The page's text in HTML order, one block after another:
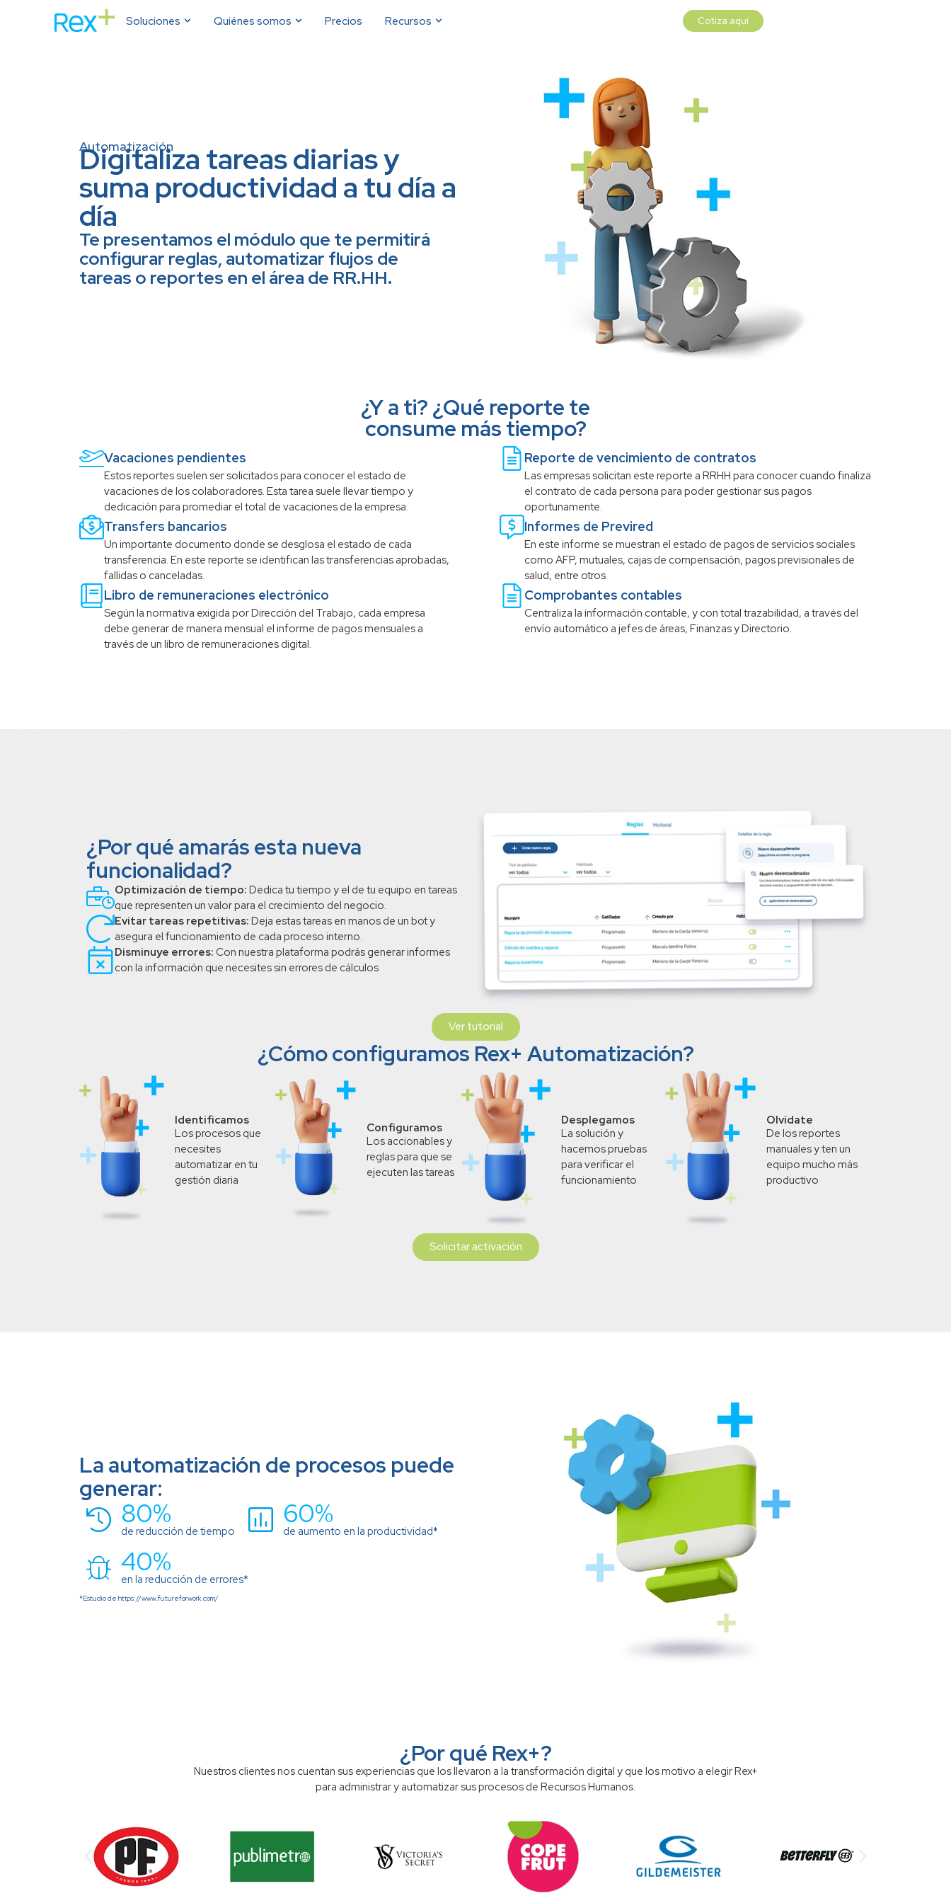
Soluciones Quiénes somos Precios Recursos Cotiza aquí
Automatización
Digitaliza tareas diarias y
suma productividad a tu día a
día
Te presentamos el módulo que te permitirá
configurar reglas, automatizar flujos de
tareas o reportes en el área de RR.HH.
¿Y a ti? ¿Qué reporte te
consume más tiempo?
Vacaciones pendientes
Estos reportes suelen ser solicitados para conocer el estado de
vacaciones de los colaboradores. Esta tarea suele llevar tiempo y
dedicación para promediar el total de vacaciones de la empresa.
Reporte de vencimiento de contratos
Las empresas solicitan este reporte a RRHH para conocer cuando finaliza
el contrato de cada persona para poder gestionar sus pagos
oportunamente.
Transfers bancarios
Un importante documento donde se desglosa el estado de cada
transferencia. En este reporte se identifican las transferencias aprobadas,
fallidas o canceladas.
Informes de Previred
En este informe se muestran el estado de pagos de servicios sociales
como AFP, mutuales, cajas de compensación, pagos previsionales de
salud, entre otros.
Libro de remuneraciones electrónico
Según la normativa exigida por Dirección del Trabajo, cada empresa
debe generar de manera mensual el informe de pagos mensuales a
través de un libro de remuneraciones digital.
Comprobantes contables
Centraliza la información contable, y con total trazabilidad, a través del
envío automático a jefes de áreas, Finanzas y Directorio.
¿Por qué amarás esta nueva
funcionalidad?
Optimización de tiempo: Dedica tu tiempo y el de tu equipo en tareas
que representen un valor para el crecimiento del negocio.
Evitar tareas repetitivas: Deja estas tareas en manos de un bot y
asegura el funcionamiento de cada proceso interno.
Disminuye errores: Con nuestra plataforma podrás generar informes
con la información que necesites sin errores de cálculos
Ver tutorial
¿Cómo configuramos Rex+ Automatización?
Identificamos
Los procesos que
necesites
automatizar en tu
gestión diaria
Configuramos
Los accionables y
reglas para que se
ejecuten las tareas
Desplegamos
La solución y
hacemos pruebas
para verificar el
funcionamiento
Olvídate
De los reportes
manuales y ten un
equipo mucho más
productivo
Solicitar activación
La automatización de procesos puede
generar:
80%
de reducción de tiempo
40%
en la reducción de errores*
60%
de aumento en la productividad*
*Estudio de https://www.futureforwork.com/
¿Por qué Rex+?
Nuestros clientes nos cuentan sus experiencias que los llevaron a la transformación digital y que los motivo a elegir Rex+
para administrar y automatizar sus procesos de Recursos Humanos.